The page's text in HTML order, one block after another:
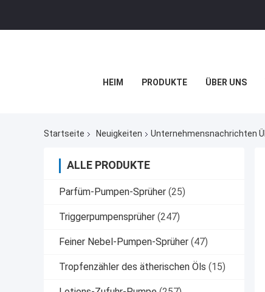
HEIM PRODUKTE ÜBER UNS
Startseite Neuigkeiten Unternehmensnachrichten
ALLE PRODUKTE
Parfüm-Pumpen-Sprüher (25)
Triggerpumpensprüher (247)
Feiner Nebel-Pumpen-Sprüher (47)
Tropfenzähler des ätherischen Öls (15)